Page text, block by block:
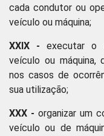
cada condutor ou
veículo ou máquina;
XXIX - executar o
veículo ou máquina,
nos casos de
sua utilização;
XXX - organizar um
veículo ou de